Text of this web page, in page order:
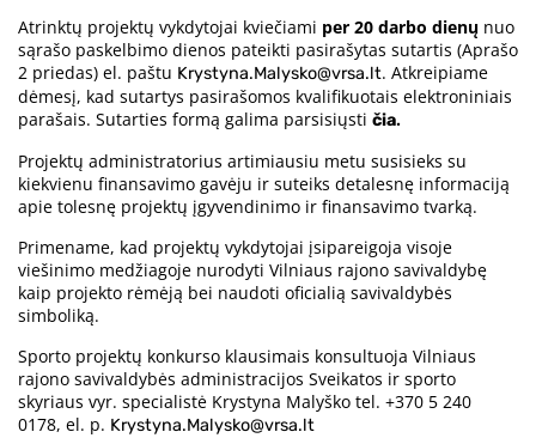
Atrinktų projektų vykdytojai kviečiami per 20 darbo dienų nuo
sąrašo paskelbimo dienos pateikti pasirašytas sutartis (Aprašo
2 priedas) el. paštu Krystyna.Malysko@vrsa.lt. Atkreipiame
dėmesį, kad sutartys pasirašomos kvalifikuotais elektroniniais
parašais. Sutarties formą galima parsisiųsti čia.
Projektų administratorius artimiausiu metu susisieks su
kiekvienu finansavimo gavėju ir suteiks detalesnę informaciją
apie tolesnę projektų įgyvendinimo ir finansavimo tvarką.
Primename, kad projektų vykdytojai įsipareigoja visoje
viešinimo medžiagoje nurodyti Vilniaus rajono savivaldybę
kaip projekto rėmėją bei naudoti oficialią savivaldybės
simboliką.
Sporto projektų konkurso klausimais konsultuoja Vilniaus
rajono savivaldybės administracijos Sveikatos ir sporto
skyriaus vyr. specialistė Krystyna Malyško tel. +370 5 240
0178, el. p. Krystyna.Malysko@vrsa.lt